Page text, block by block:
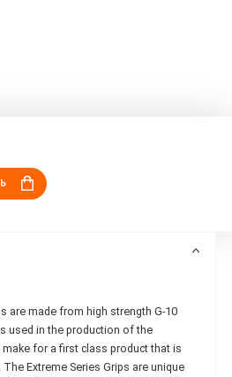
are made from high strength G-10
used in the production of the
make for a first class product that is
Extreme Series Grips are unique